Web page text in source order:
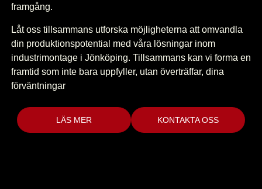
framgång.
Låt oss tillsammans utforska möjligheterna att omvandla
din produktionspotential med våra lösningar inom
industrimontage i Jönköping. Tillsammans kan vi forma en
framtid som inte bara uppfyller, utan överträffar, dina
förväntningar
LÄS MER KONTAKTA OSS